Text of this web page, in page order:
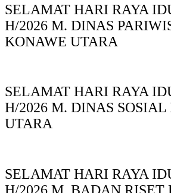
SELAMAT HARI RAYA
H/2026 M. DINAS
KONAWE UTARA
SELAMAT HARI RAYA
H/2026 M. DINAS SOSIAL
UTARA
SELAMAT HARI RAYA